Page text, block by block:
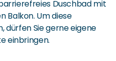
Duschbad mit
Balkon. Um diese
dürfen Sie gerne eigene
einbringen.